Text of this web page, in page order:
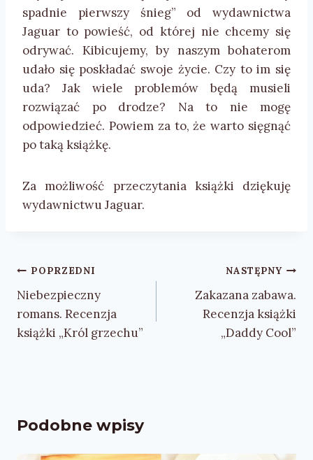
spadnie pierwszy śnieg” od wydawnictwa
Jaguar to powieść, od której nie chcemy się
odrywać. Kibicujemy, by naszym bohaterom
udało się poskładać swoje życie. Czy to im się
uda? Jak wiele problemów będą musieli
rozwiązać po drodze? Na to nie mogę
odpowiedzieć. Powiem za to, że warto sięgnąć
po taką książkę.
Za możliwość przeczytania książki dziękuję
wydawnictwu Jaguar.
Nawigacja
wpisu
POPRZEDNI
Niebezpieczny
romans. Recenzja
książki „Król grzechu”
NASTĘPNY
Zakazana zabawa.
Recenzja książki
„Daddy Cool”
Podobne wpisy